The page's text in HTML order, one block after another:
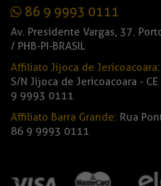
86 9 9993 0111
Av. Presidente Vargas, 37.
/ PHB-PI-BRASIL
Affiliato Jijoca de Jericoacoara:
S/N Jijoca de Jericoacoara -
9 9993 0111
Affiliato Barra Grande: Rua
86 9 9993 0111